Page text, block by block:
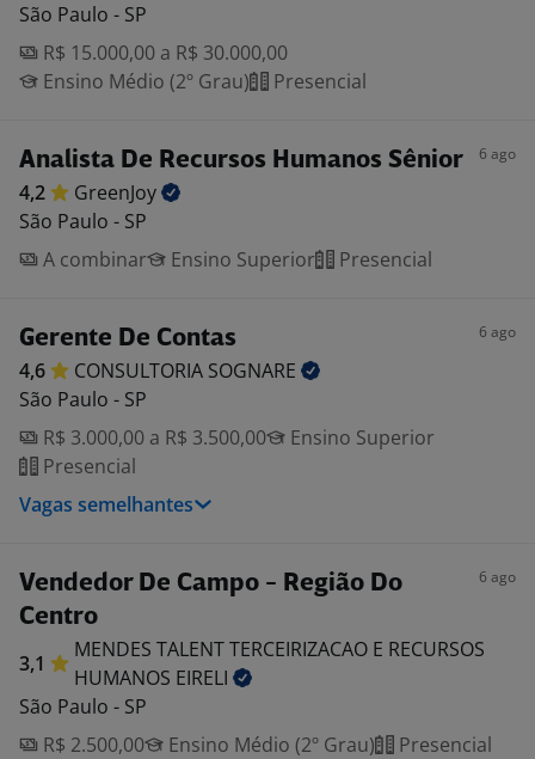
São Paulo - SP
R$ 15.000,00 a R$ 30.000,00
Ensino Médio (2º Grau)
Presencial
Analista De Recursos Humanos Sênior 6 ago
4,2
GreenJoy
São Paulo - SP
A combinar
Ensino Superior Presencial
Gerente De Contas 6 ago
4,6 CONSULTORIA SOGNARE
São Paulo - SP
R$ 3.000,00 a R$ 3.500,00
Ensino Superior
Presencial
Vagas semelhantes
Vendedor De Campo - Região Do
Centro
6 ago
3,1
MENDES TALENT TERCEIRIZACAO E RECURSOS
HUMANOS EIRELI
São Paulo - SP
R$ 2.500,00
Ensino Médio (2º Grau)
Presencial